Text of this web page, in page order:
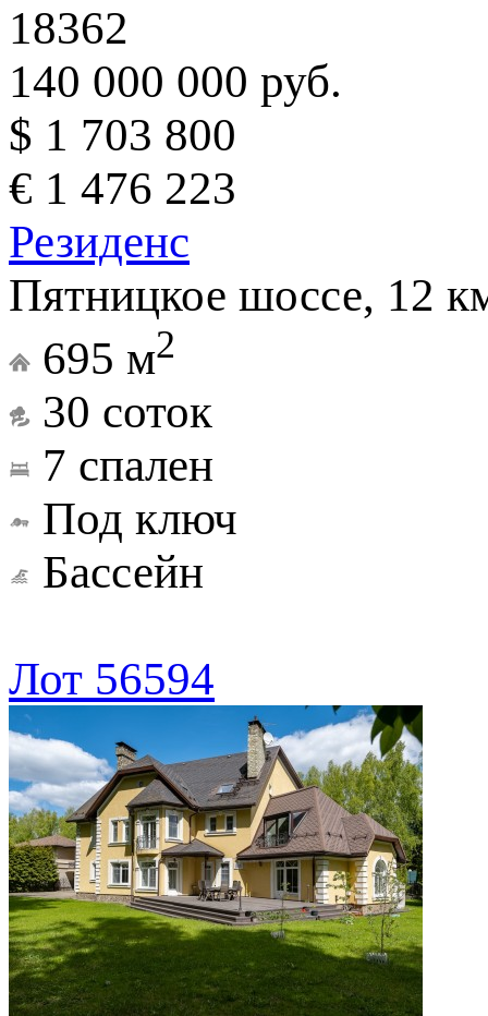
18362
140 000 000 руб.
$ 1 703 800
€ 1 476 223
Резиденс
Пятницкое шоссе, 12
695 м2
30 соток
7 спален
Под ключ
Бассейн
Лот 56594